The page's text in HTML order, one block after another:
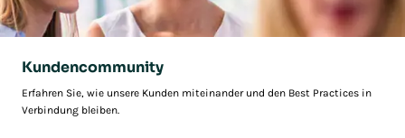
Kundencommunity
Erfahren Sie, wie unsere Kunden miteinander und den Best Practices in
Verbindung bleiben.